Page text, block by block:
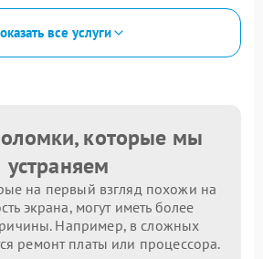
все услуги
которые мы
устраняем
на первый взгляд похожи на
экрана, могут иметь более
Например, в сложных
ремонт платы или процессора.